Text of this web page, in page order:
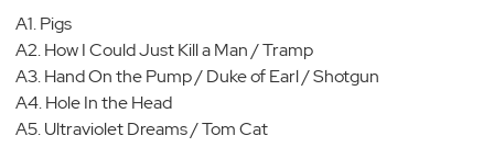
A1. Pigs
A2. How I Could Just Kill a Man / Tramp
A3. Hand On the Pump / Duke of Earl / Shotgun
A4. Hole In the Head
A5. Ultraviolet Dreams / Tom Cat